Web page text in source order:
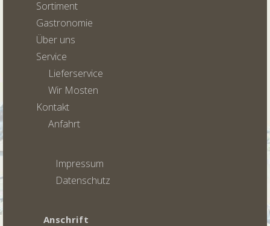
Sortiment
Gastronomie
Über uns
Service
Lieferservice
Wir Mosten
Kontakt
Anfahrt
Impressum
Datenschutz
Anschrift